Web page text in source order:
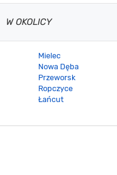
W OKOLICY
Mielec
Nowa Dęba
Przeworsk
Ropczyce
Łańcut